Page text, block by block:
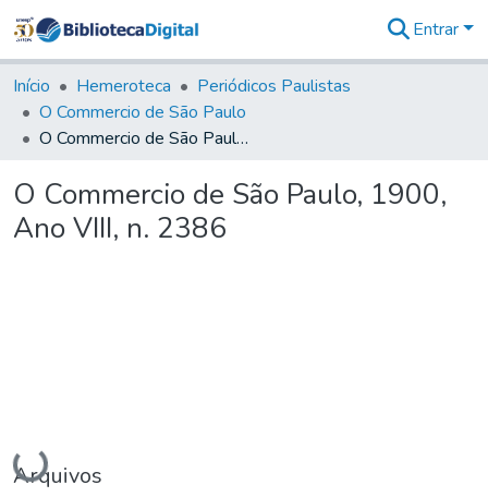
&
Coleções
Tudo na
Biblioteca
Estatísticas
Entrar
Início Hemeroteca
Periódicos Paulistas
O Commercio de São Paulo
O Commercio de São Paulo, 1900, Ano VIII, n. 2386
O Commercio de São Paulo, 1900,
Ano VIII, n. 2386
Carregando...
Arquivos